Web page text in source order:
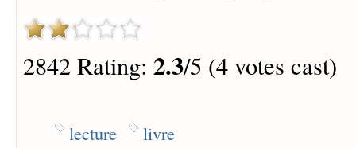
2842 Rating: 2.3/5 (4 votes cast)
lecture livre